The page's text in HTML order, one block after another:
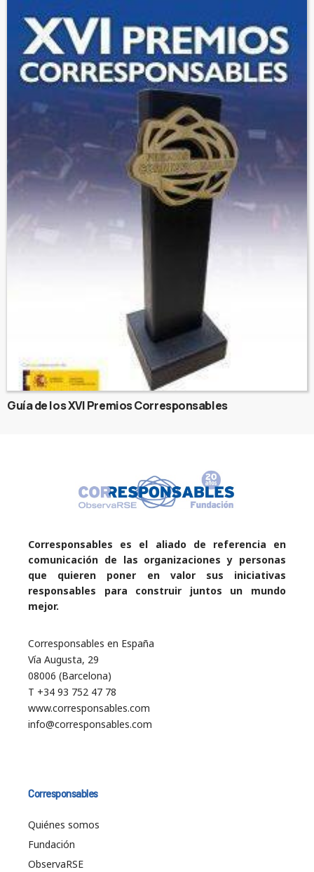
Guía de los XVI Premios Corresponsables
Corresponsables es el aliado de referencia en
comunicación de las organizaciones y personas
que quieren poner en valor sus iniciativas
responsables para construir juntos un mundo
mejor.
Corresponsables en España
Vía Augusta, 29
08006 (Barcelona)
T +34 93 752 47 78
www.corresponsables.com
info@corresponsables.com
Corresponsables
Quiénes somos
Fundación
ObservaRSE